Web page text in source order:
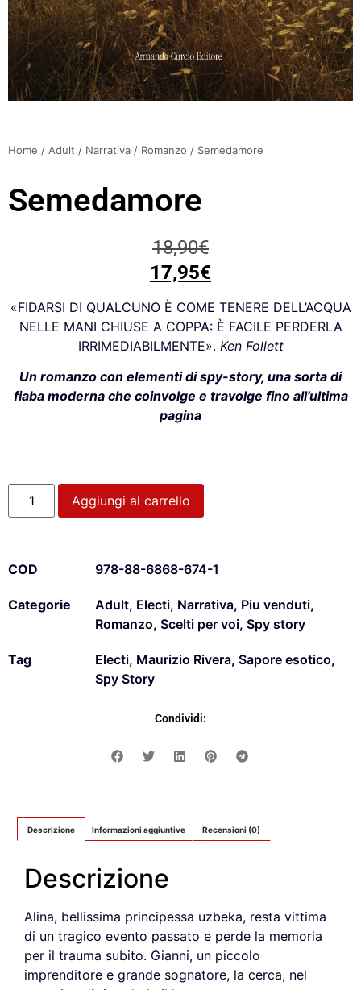
Home / Adult / Narrativa / Romanzo / Semedamore
Semedamore
18,90€
17,95€
«FIDARSI DI QUALCUNO È COME TENERE DELL’ACQUA
NELLE MANI CHIUSE A COPPA: È FACILE PERDERLA
IRRIMEDIABILMENTE». Ken Follett
Un romanzo con elementi di spy-story, una sorta di
fiaba moderna che coinvolge e travolge fino all’ultima
pagina
Aggiungi al carrello
COD 978-88-6868-674-1
Categorie Adult, Electi, Narrativa, Piu venduti,
Romanzo, Scelti per voi, Spy story
Tag Electi, Maurizio Rivera, Sapore esotico,
Spy Story
Condividi:
Descrizione Informazioni aggiuntive Recensioni (0)
Descrizione
Alina, bellissima principessa uzbeka, resta vittima
di un tragico evento passato e perde la memoria
per il trauma subito. Gianni, un piccolo
imprenditore e grande sognatore, la cerca, nel